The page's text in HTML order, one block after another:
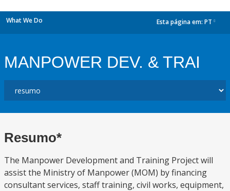
What We Do Esta página em: PT
MANPOWER DEV. & TRAI
Resumo*
The Manpower Development and Training Project will
assist the Ministry of Manpower (MOM) by financing
consultant services, staff training, civil works, equipment,